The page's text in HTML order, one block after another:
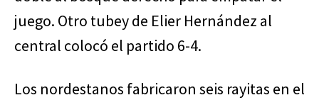
juego. Otro tubey de Elier Hernández al
central colocó el partido 6-4.
Los nordestanos fabricaron seis rayitas en el